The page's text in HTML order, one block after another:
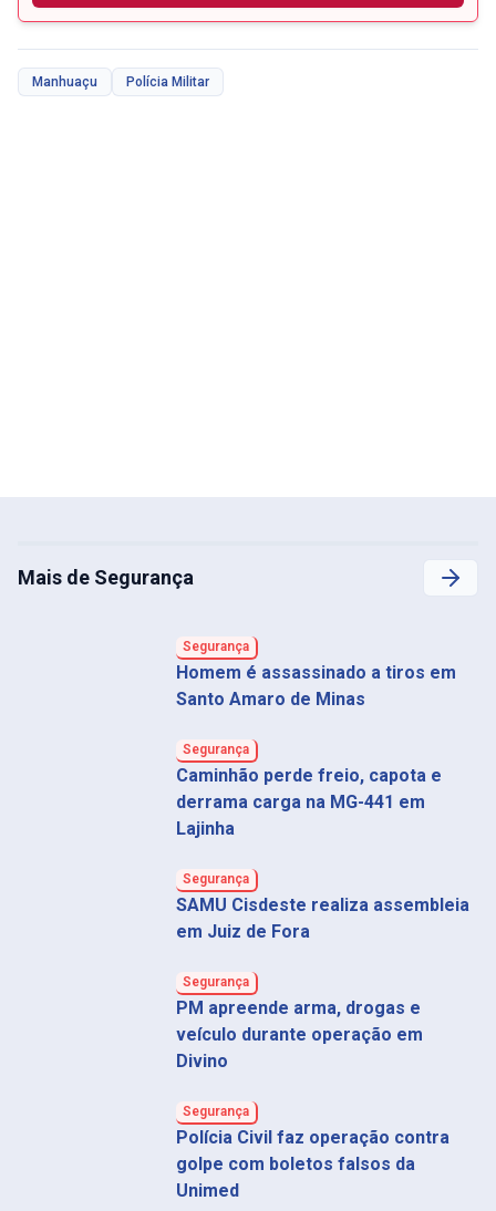
Manhuaçu Polícia Militar
Mais de Segurança
Segurança
Homem é assassinado a tiros em
Santo Amaro de Minas
Segurança
Caminhão perde freio, capota e
derrama carga na MG-441 em
Lajinha
Segurança
SAMU Cisdeste realiza assembleia
em Juiz de Fora
Segurança
PM apreende arma, drogas e
veículo durante operação em
Divino
Segurança
Polícia Civil faz operação contra
golpe com boletos falsos da
Unimed